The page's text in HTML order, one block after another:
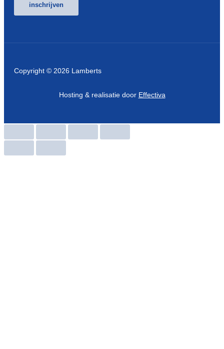
inschrijven
Copyright © 2026 Lamberts
Hosting & realisatie door Effectiva